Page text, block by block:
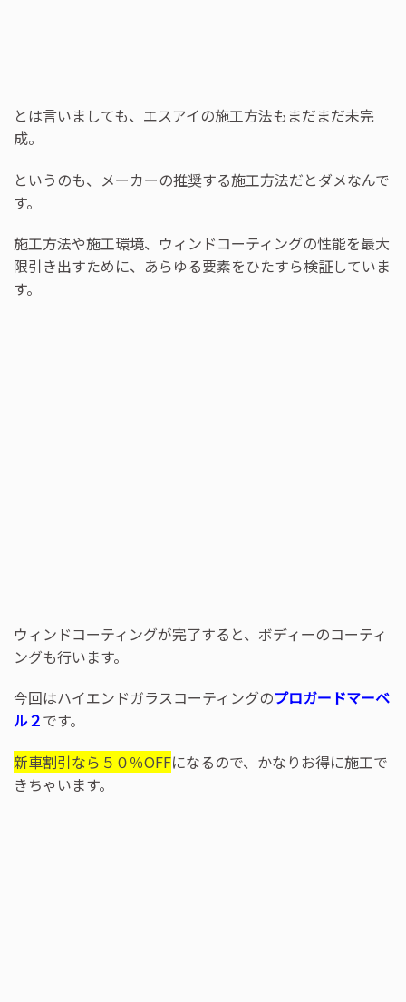
とは言いましても、エスアイの施工方法もまだまだ未完
成。
というのも、メーカーの推奨する施工方法だとダメなんで
す。
施工方法や施工環境、ウィンドコーティングの性能を最大
限引き出すために、あらゆる要素をひたすら検証していま
す。
ウィンドコーティングが完了すると、ボディーのコーティ
ングも行います。
今回はハイエンドガラスコーティングのプロガードマーベ
ル２です。
新車割引なら５０％OFFになるので、かなりお得に施工で
きちゃいます。